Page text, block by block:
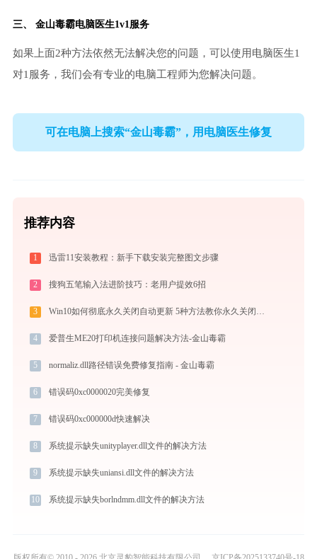
三、 金山毒霸电脑医生1v1服务
如果上面2种方法依然无法解决您的问题，可以使用电脑医生1
对1服务，我们会有专业的电脑工程师为您解决问题。
可在电脑上搜索“金山毒霸”，用电脑医生修复
推荐内容
1 迅雷11安装教程：新手下载安装完整图文步骤
2 搜狗五笔输入法进阶技巧：老用户提效6招
3 Win10如何彻底永久关闭自动更新 5种方法教你永久关闭win10自动更新
4 爱普生ME20打印机连接问题解决方法-金山毒霸
5 normaliz.dll路径错误免费修复指南 - 金山毒霸
6 错误码0xc0000020完美修复
7 错误码0xc000000d快速解决
8 系统提示缺失unityplayer.dll文件的解决方法
9 系统提示缺失uniansi.dll文件的解决方法
10 系统提示缺失borlndmm.dll文件的解决方法